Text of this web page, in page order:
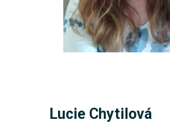
Lucie Chytilová